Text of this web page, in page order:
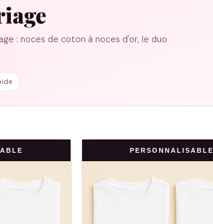
: noces de coton à noces d'or, le duo
PERSONNALISABLE